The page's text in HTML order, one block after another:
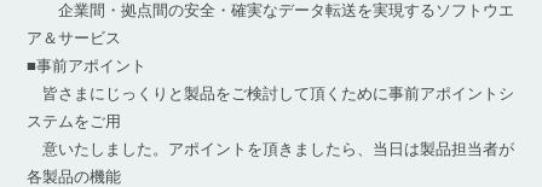
企業間・拠点間の安全・確実なデータ転送を実現するソフトウエ
ア＆サービス
■事前アポイント
皆さまにじっくりと製品をご検討して頂くために事前アポイントシ
ステムをご用
意いたしました。アポイントを頂きましたら、当日は製品担当者が
各製品の機能